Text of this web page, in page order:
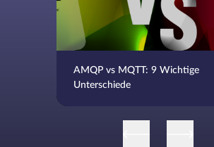
AMQP vs MQTT: 9 Wichtige
Unterschiede